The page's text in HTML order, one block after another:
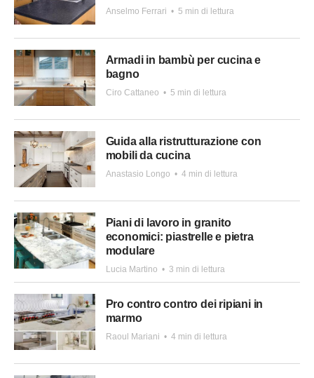
Anselmo Ferrari • 5 min di lettura
Armadi in bambù per cucina e
bagno
Ciro Cattaneo • 5 min di lettura
Guida alla ristrutturazione con
mobili da cucina
Anastasio Longo • 4 min di lettura
Piani di lavoro in granito
economici: piastrelle e pietra
modulare
Lucia Martino • 3 min di lettura
Pro contro contro dei ripiani in
marmo
Raoul Mariani • 4 min di lettura